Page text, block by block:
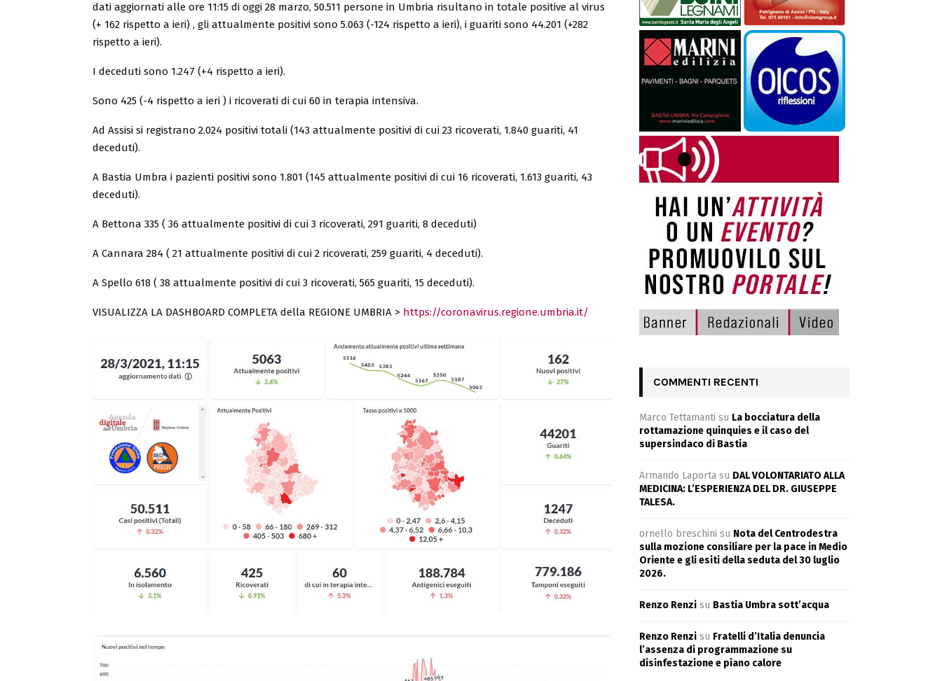
dati aggiornati alle ore 11:15 di oggi 28 marzo, 50.511 persone in Umbria risultano in totale positive al virus
(+ 162 rispetto a ieri) , gli attualmente positivi sono 5.063 (-124 rispetto a ieri), i guariti sono 44.201 (+282
rispetto a ieri).
I deceduti sono 1.247 (+4 rispetto a ieri).
Sono 425 (-4 rispetto a ieri ) i ricoverati di cui 60 in terapia intensiva.
Ad Assisi si registrano 2.024 positivi totali (143 attualmente positivi di cui 23 ricoverati, 1.840 guariti, 41
deceduti).
A Bastia Umbra i pazienti positivi sono 1.801 (145 attualmente positivi di cui 16 ricoverati, 1.613 guariti, 43
deceduti).
A Bettona 335 ( 36 attualmente positivi di cui 3 ricoverati, 291 guariti, 8 deceduti)
A Cannara 284 ( 21 attualmente positivi di cui 2 ricoverati, 259 guariti, 4 deceduti).
A Spello 618 ( 38 attualmente positivi di cui 3 ricoverati, 565 guariti, 15 deceduti).
VISUALIZZA LA DASHBOARD COMPLETA della REGIONE UMBRIA > https://coronavirus.regione.umbria.it/
COMMENTI RECENTI
Marco Tettamanti su La bocciatura della
rottamazione quinquies e il caso del
supersindaco di Bastia
Armando Laporta su DAL VOLONTARIATO ALLA
MEDICINA: L’ESPERIENZA DEL DR. GIUSEPPE
TALESA.
ornello breschini su Nota del Centrodestra
sulla mozione consiliare per la pace in Medio
Oriente e gli esiti della seduta del 30 luglio
2026.
Renzo Renzi su Bastia Umbra sott’acqua
Renzo Renzi su Fratelli d’Italia denuncia
l’assenza di programmazione su
disinfestazione e piano calore